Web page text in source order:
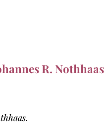
R. Nothhaas